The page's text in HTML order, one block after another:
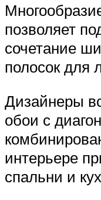
позволяет
сочетание
полосок для
Дизайнеры
обои с
интерьере
спальни и